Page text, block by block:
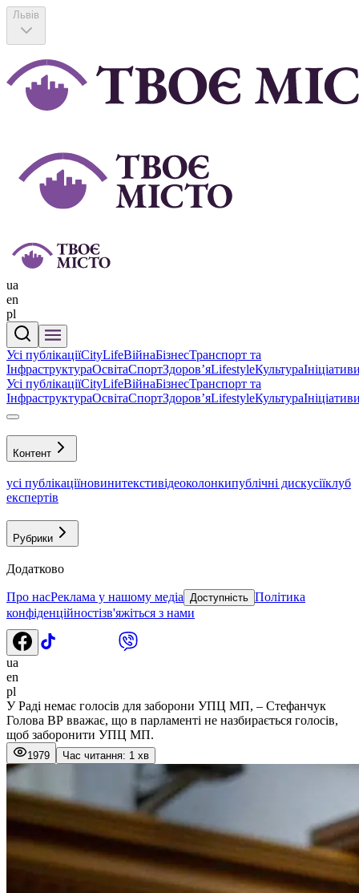
Львів
ua
en
pl
Усі публікаціїCityLifeВійнаБізнесТранспорт та
ІнфраструктураОсвітаСпортЗдоровʼяLifestyleКультура
Усі публікаціїCityLifeВійнаБізнесТранспорт та
ІнфраструктураОсвітаСпортЗдоровʼяLifestyleКультура
Контент
усі публікаціїновинитекстивідеоколонкипублічні дискусіїклуб
експертів
Рубрики
Додатково
Про насРеклама у нашому медіа Доступність Політика
конфіденційностізв'яжіться з нами
ua
en
pl
У Раді немає голосів для заборони УПЦ МП, – Стефанчук
Голова ВР вважає, що в парламенті не назбирається голосів,
щоб заборонити УПЦ МП.
1979 Час читання: 1 хв